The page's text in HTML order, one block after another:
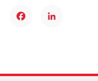
FacebookLinkedIn